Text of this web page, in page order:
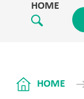
HOME
HOME